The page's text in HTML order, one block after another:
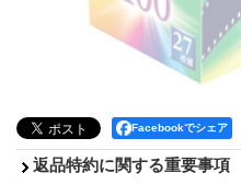
Facebookでシェア
返品特約に関する重要事項